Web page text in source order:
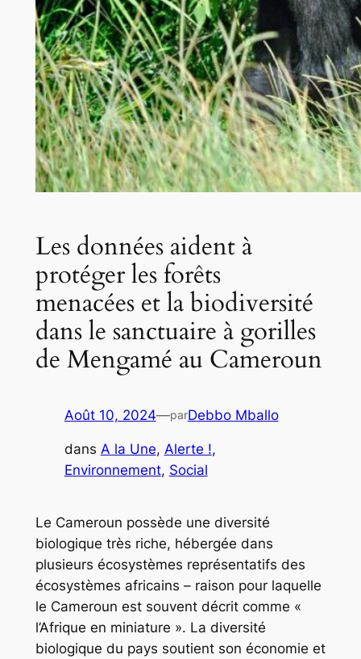
Les données aident à
protéger les forêts
menacées et la biodiversité
dans le sanctuaire à gorilles
de Mengamé au Cameroun
Août 10, 2024—parDebbo Mballo
dans A la Une, Alerte !
Environnement, Social
Le Cameroun possède une diversité
biologique très riche, hébergée dans
plusieurs écosystèmes représentatifs des
écosystèmes africains – raison pour laquelle
le Cameroun est souvent décrit comme «
l’Afrique en miniature ». La diversité
biologique du pays soutient son économie et